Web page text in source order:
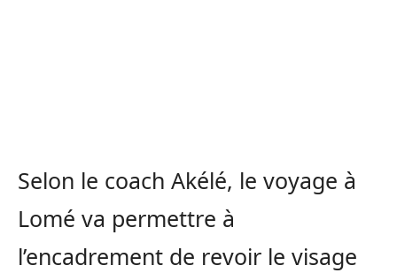
Selon le coach Akélé, le voyage à
Lomé va permettre à
l’encadrement de revoir le visage